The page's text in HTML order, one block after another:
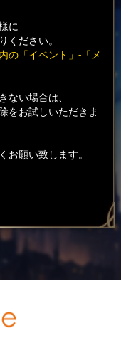
に
ください。
の「イベント」-「メ
い場合は、
をお試しいただきま
お願い致します。